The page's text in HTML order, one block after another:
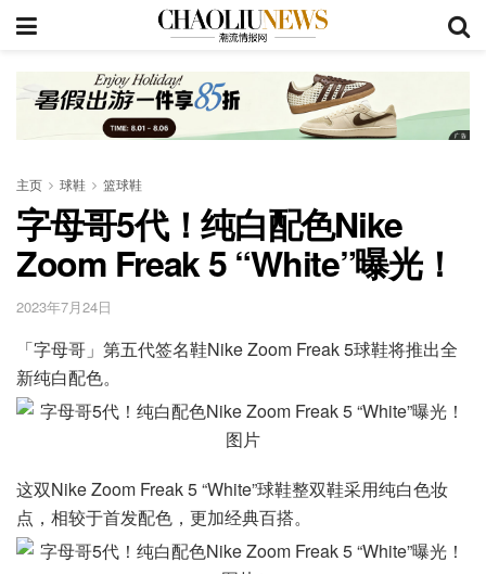
主页 球鞋 篮球鞋
字母哥5代！纯白配色Nike
Zoom Freak 5 “White”曝光！
2023年7月24日
「字母哥」第五代签名鞋Nike Zoom Freak 5球鞋将推出全
新纯白配色。
这双Nike Zoom Freak 5 “White”球鞋整双鞋采用纯白色妆
点，相较于首发配色，更加经典百搭。